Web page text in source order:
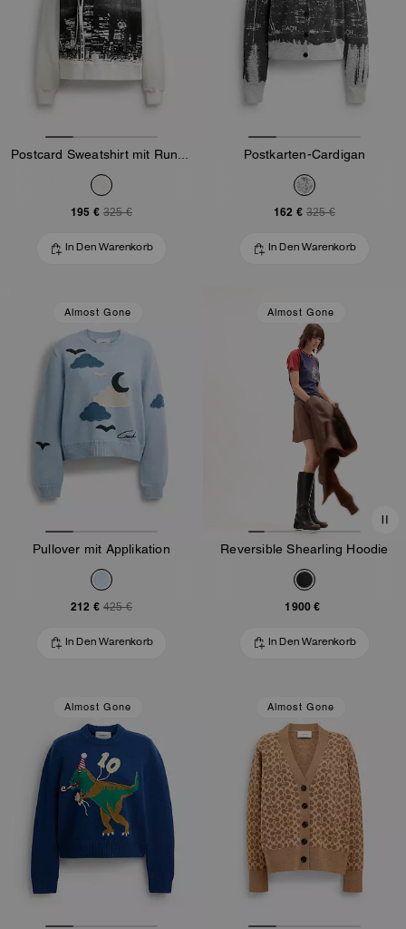
195 € 325 €
In Den Warenkorb
Postkarten-Cardigan
162 € 325 €
In Den Warenkorb
Almost Gone
Pullover mit Applikation
212 € 425 €
In Den Warenkorb
Almost Gone
Reversible Shearling Hoodie
1900 €
In Den Warenkorb
Almost Gone Almost Gone